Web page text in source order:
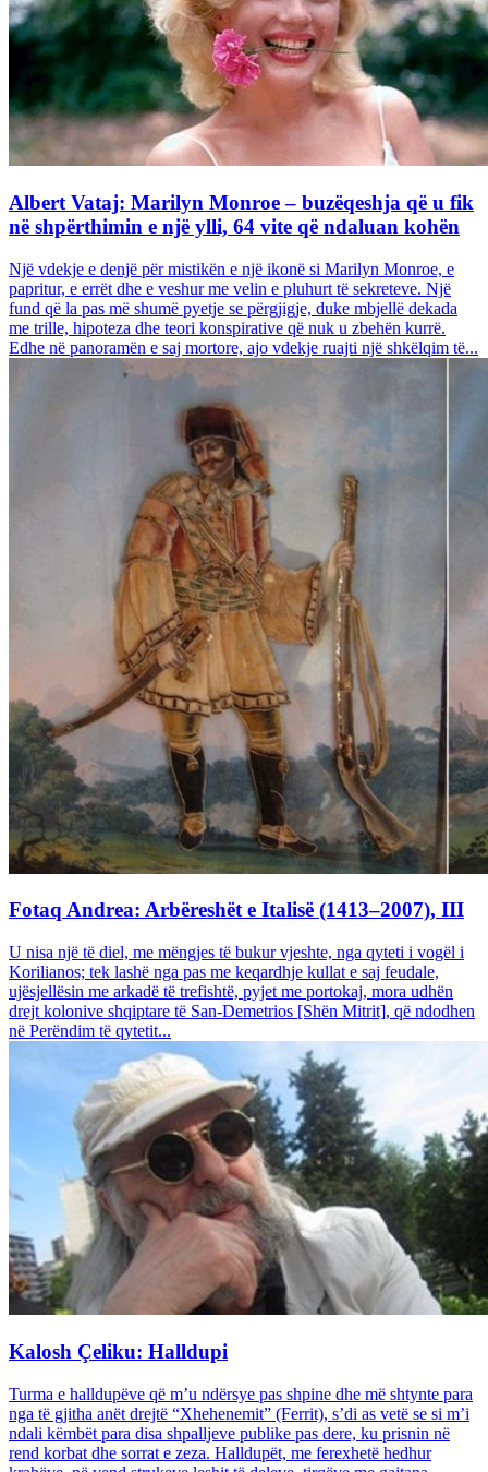
Albert Vataj: Marilyn Monroe – buzëqeshja që u fik
në shpërthimin e një ylli, 64 vite që ndaluan kohën
Një vdekje e denjë për mistikën e një ikonë si Marilyn Monroe, e
papritur, e errët dhe e veshur me velin e pluhurt të sekreteve. Një
fund që la pas më shumë pyetje se përgjigje, duke mbjellë dekada
me trille, hipoteza dhe teori konspirative që nuk u zbehën kurrë.
Edhe në panoramën e saj mortore, ajo vdekje ruajti një shkëlqim të...
Fotaq Andrea: Arbëreshët e Italisë (1413–2007), III
U nisa një të diel, me mëngjes të bukur vjeshte, nga qyteti i vogël i
Korilianos; tek lashë nga pas me keqardhje kullat e saj feudale,
ujësjellësin me arkadë të trefishtë, pyjet me portokaj, mora udhën
drejt kolonive shqiptare të San-Demetrios [Shën Mitrit], që ndodhen
në Perëndim të qytetit...
Kalosh Çeliku: Halldupi
Turma e halldupëve që m’u ndërsye pas shpine dhe më shtynte para
nga të gjitha anët drejtë “Xhehenemit” (Ferrit), s’di as vetë se si m’i
ndali këmbët para disa shpalljeve publike pas dere, ku prisnin në
rend korbat dhe sorrat e zeza. Halldupët, me ferexhetë hedhur